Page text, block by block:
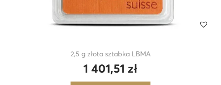
2,5 g złota sztabka LBMA
1 401,51 zł